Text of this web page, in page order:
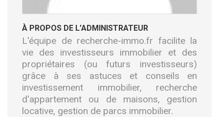
À PROPOS DE L’ADMINISTRATEUR
L'équipe de recherche-immo.fr facilite la
vie des investisseurs immobilier et des
propriétaires (ou futurs investisseurs)
grâce à ses astuces et conseils en
investissement immobilier, recherche
d'appartement ou de maisons, gestion
locative, gestion de parcs immobilier.